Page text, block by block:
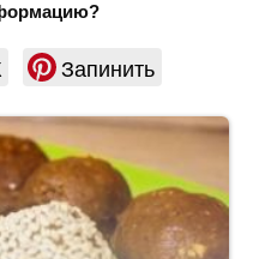
Запинить